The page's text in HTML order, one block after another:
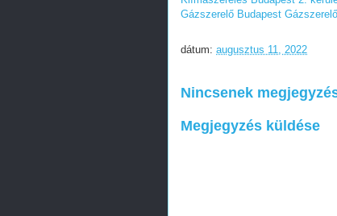
Gázszerelő Budapest
dátum: augusztus 11, 2022
Nincsenek
Megjegyzés küldése